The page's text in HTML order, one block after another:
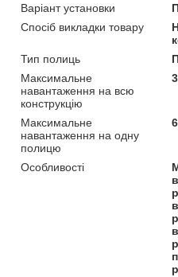
Варіант установки
Спосіб викладки товару
Тип полиць
Максимальне
навантаження на всю
конструкцію
Максимальне
навантаження на одну
полицю
Особливості